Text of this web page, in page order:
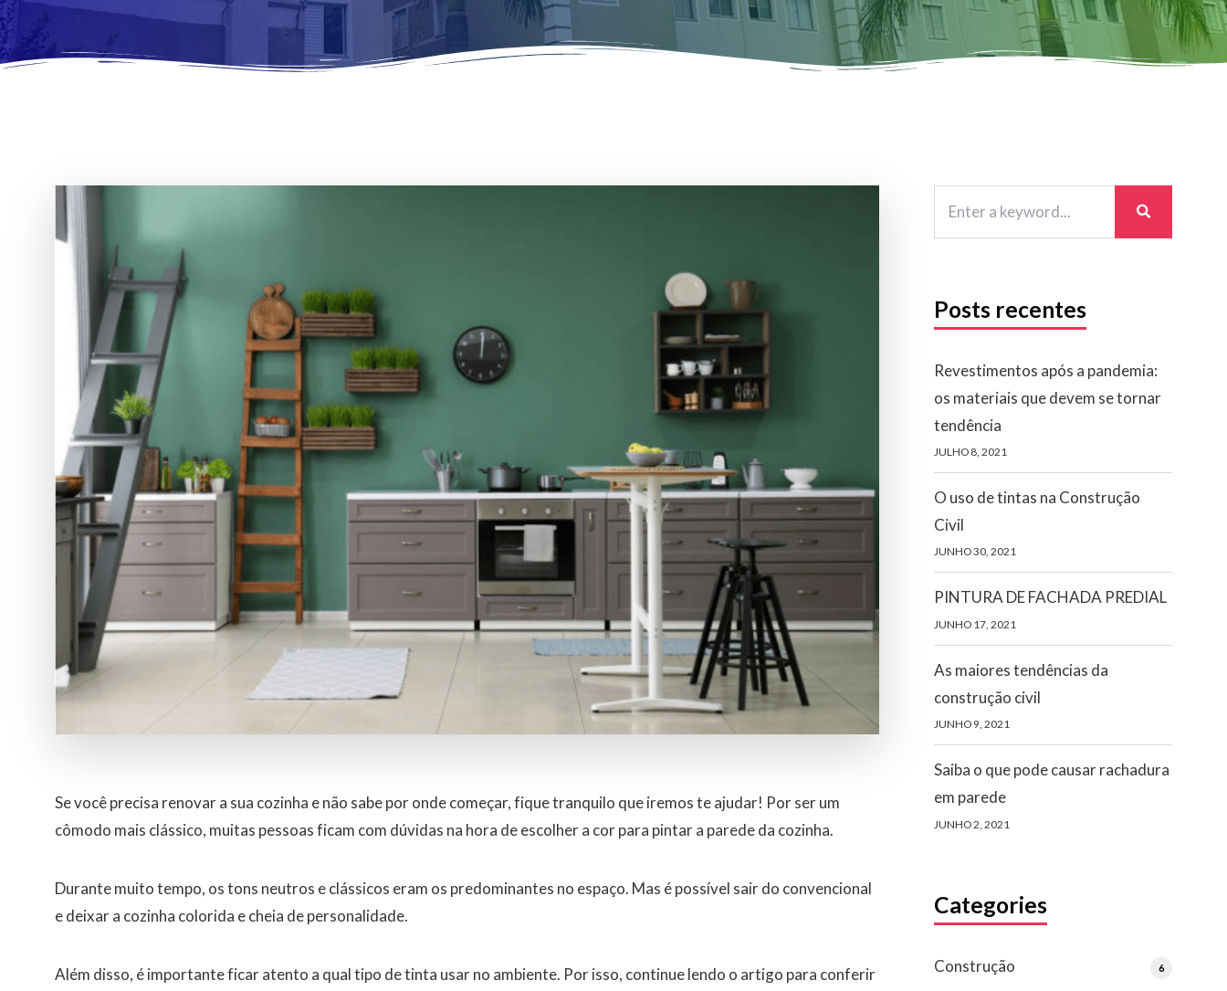
Se você precisa renovar a sua cozinha e não sabe por onde começar, fique tranquilo que iremos te ajudar! Por ser um
cômodo mais clássico, muitas pessoas ficam com dúvidas na hora de escolher a cor para pintar a parede da cozinha.
Durante muito tempo, os tons neutros e clássicos eram os predominantes no espaço. Mas é possível sair do convencional
e deixar a cozinha colorida e cheia de personalidade.
Além disso, é importante ficar atento a qual tipo de tinta usar no ambiente. Por isso, continue lendo o artigo para conferir
Posts recentes
Revestimentos após a pandemia:
os materiais que devem se tornar
tendência
JULHO 8, 2021
O uso de tintas na Construção
Civil
JUNHO 30, 2021
PINTURA DE FACHADA PREDIAL
JUNHO 17, 2021
As maiores tendências da
construção civil
JUNHO 9, 2021
Saiba o que pode causar rachadura
em parede
JUNHO 2, 2021
Categories
Construção 6